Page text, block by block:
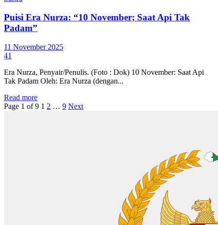
Puisi Era Nurza: “10 November; Saat Api Tak
Padam”
11 November 2025
41
Era Nurza, Penyair/Penulis. (Foto : Dok) 10 November: Saat Api
Tak Padam Oleh: Era Nurza (dengan...
Read more
Page 1 of 9 1 2 … 9 Next